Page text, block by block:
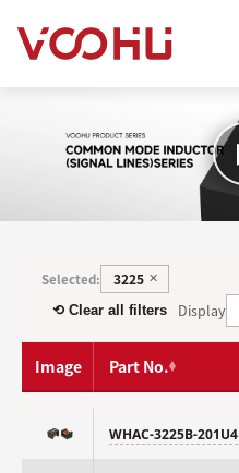
Selected: 3225 ✕
⟲ Clear all filters Display
Image Part No.
WHAC-3225B-201U4